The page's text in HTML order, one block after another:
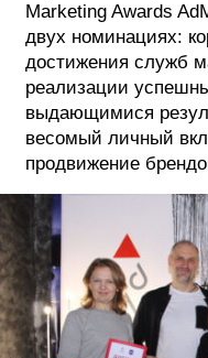
Marketing Awards
двух номинациях:
достижения служб
реализации
выдающимися
весомый личный
продвижение